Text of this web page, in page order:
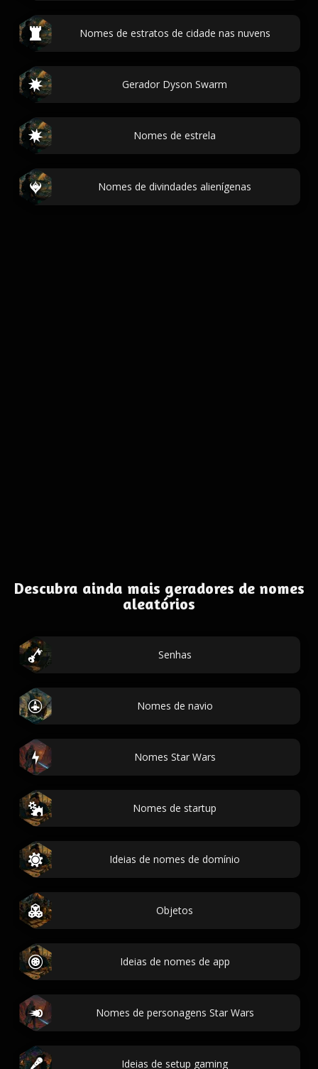
Nomes de estratos de cidade nas nuvens
Gerador Dyson Swarm
Nomes de estrela
Nomes de divindades alienígenas
Descubra ainda mais geradores de nomes
aleatórios
Senhas
Nomes de navio
Nomes Star Wars
Nomes de startup
Ideias de nomes de domínio
Objetos
Ideias de nomes de app
Nomes de personagens Star Wars
Ideias de setup gaming